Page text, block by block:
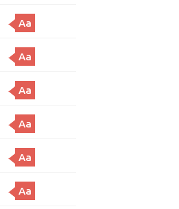
Aa
Aa
Aa
Aa
Aa
Aa